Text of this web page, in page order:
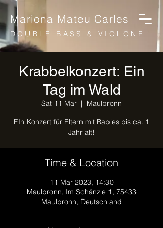
Mariona Mateu Carles
DOUBLE BASS & VIOLONE
Krabbelkonzert: Ein
Tag im Wald
Sat 11 Mar
  |
Maulbronn
EIn Konzert für Eltern mit Babies bis ca. 1
Jahr alt!
Time & Location
11 Mar 2023, 14:30
Maulbronn, Im Schänzle 1, 75433
Maulbronn, Deutschland